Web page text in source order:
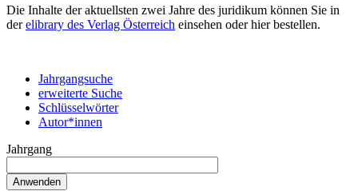
Die Inhalte der aktuellsten zwei Jahre des juridikum können Sie in
derelibrary des Verlag Österreich einsehen oder hier bestellen.
Jahrgangsuche
erweiterte Suche
Schlüsselwörter
Autor*innen
Jahrgang